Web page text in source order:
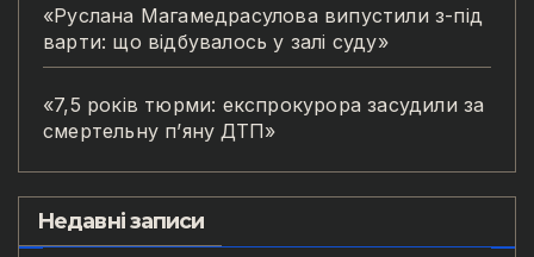
«Руслана Магамедрасулова випустили з-під
варти: що відбувалось у залі суду»
«7,5 років тюрми: експрокурора засудили за
смертельну п’яну ДТП»
Недавні записи